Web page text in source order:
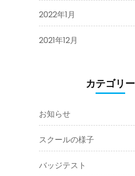
2022年1月
2021年12月
カテゴリー
お知らせ
スクールの様子
バッジテスト